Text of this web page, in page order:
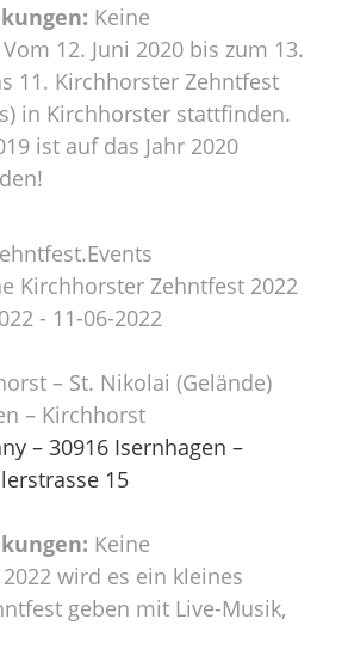
Keine
Vom 12. Juni 2020 bis zum 13.
11. Kirchhorster Zehntfest
in Kirchhorster stattfinden.
ist auf das Jahr 2020
Kirchhorster Zehntfest 2022
- 11-06-2022
– St. Nikolai (Gelände)
– Kirchhorst
– 30916 Isernhagen –
15
Keine
2022 wird es ein kleines
geben mit Live-Musik,